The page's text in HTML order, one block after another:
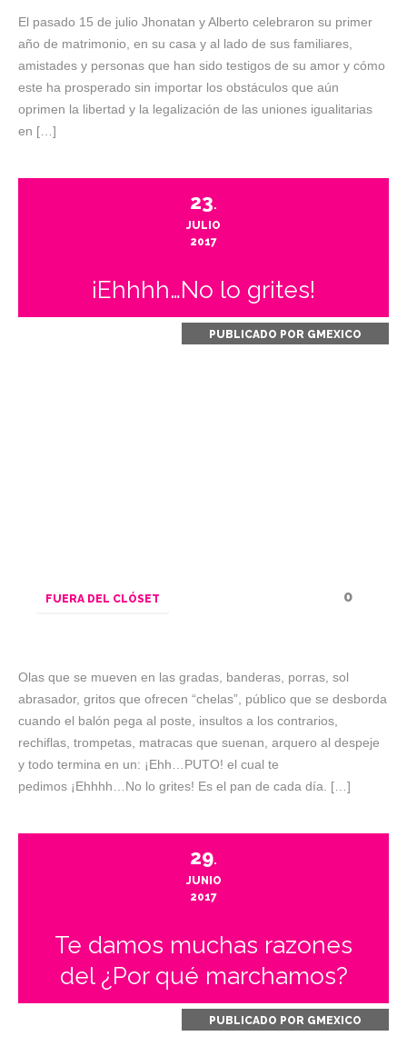
El pasado 15 de julio Jhonatan y Alberto celebraron su primer
año de matrimonio, en su casa y al lado de sus familiares,
amistades y personas que han sido testigos de su amor y cómo
este ha prosperado sin importar los obstáculos que aún
oprimen la libertad y la legalización de las uniones igualitarias
en […]
23.
JULIO
2017
¡Ehhhh…No lo grites!
PUBLICADO POR GMEXICO
FUERA DEL CLÓSET 0
Olas que se mueven en las gradas, banderas, porras, sol
abrasador, gritos que ofrecen “chelas”, público que se desborda
cuando el balón pega al poste, insultos a los contrarios,
rechiflas, trompetas, matracas que suenan, arquero al despeje
y todo termina en un: ¡Ehh…PUTO! el cual te
pedimos ¡Ehhhh…No lo grites! Es el pan de cada día. […]
29.
JUNIO
2017
Te damos muchas razones
del ¿Por qué marchamos?
PUBLICADO POR GMEXICO